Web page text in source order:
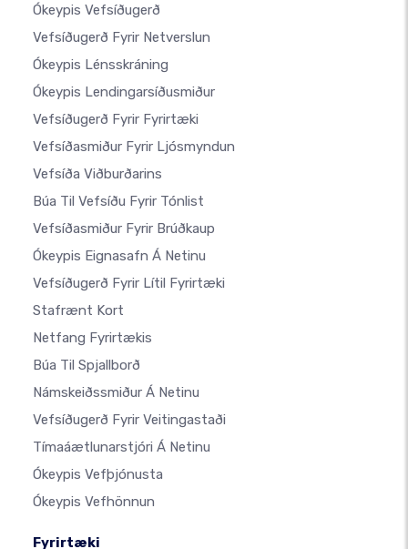
Ókeypis Vefsíðugerð
Vefsíðugerð Fyrir Netverslun
Ókeypis Lénsskráning
Ókeypis Lendingarsíðusmiður
Vefsíðugerð Fyrir Fyrirtæki
Vefsíðasmiður Fyrir Ljósmyndun
Vefsíða Viðburðarins
Búa Til Vefsíðu Fyrir Tónlist
Vefsíðasmiður Fyrir Brúðkaup
Ókeypis Eignasafn Á Netinu
Vefsíðugerð Fyrir Lítil Fyrirtæki
Stafrænt Kort
Netfang Fyrirtækis
Búa Til Spjallborð
Námskeiðssmiður Á Netinu
Vefsíðugerð Fyrir Veitingastaði
Tímaáætlunarstjóri Á Netinu
Ókeypis Vefþjónusta
Ókeypis Vefhönnun
Fyrirtæki